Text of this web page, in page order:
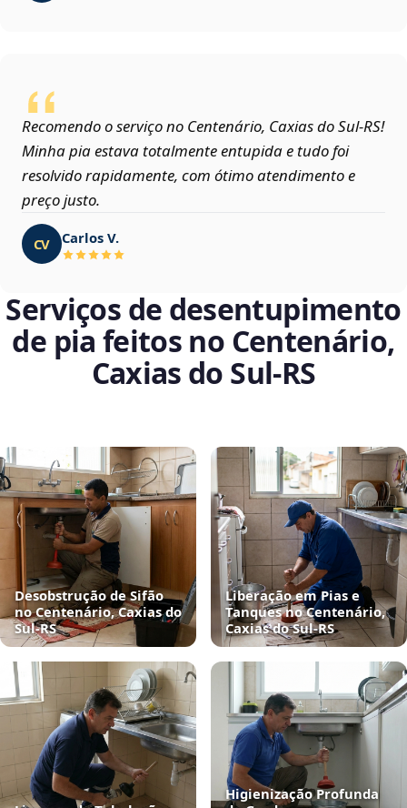
Recomendo o serviço no Centenário, Caxias do Sul‑RS!
Minha pia estava totalmente entupida e tudo foi
resolvido rapidamente, com ótimo atendimento e
preço justo.
CV Carlos V.
Serviços de desentupimento
de pia feitos no Centenário,
Caxias do Sul‑RS
Desobstrução de Sifão
no Centenário, Caxias do
Sul‑RS
Liberação em Pias e
Tanques no Centenário,
Caxias do Sul‑RS
Higienização Profunda